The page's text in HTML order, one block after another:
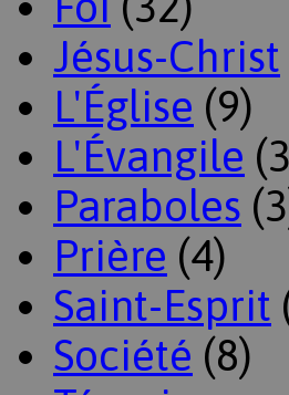
Jésus-Christ
L'Église (9)
L'Évangile
Paraboles
Prière (4)
Saint-Esprit
Société (8)